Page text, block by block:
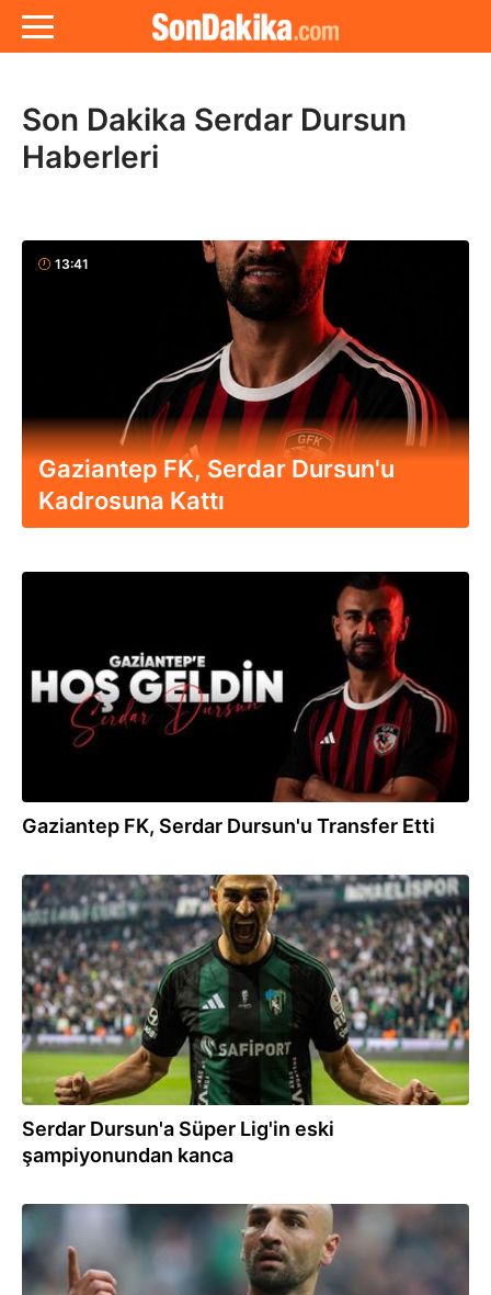
Son Dakika Serdar Dursun
Haberleri
13:41
Gaziantep FK, Serdar Dursun'u
Kadrosuna Kattı
Gaziantep FK, Serdar Dursun'u Transfer Etti
06.07.2026
Serdar Dursun'a Süper Lig'in eski
şampiyonundan kanca